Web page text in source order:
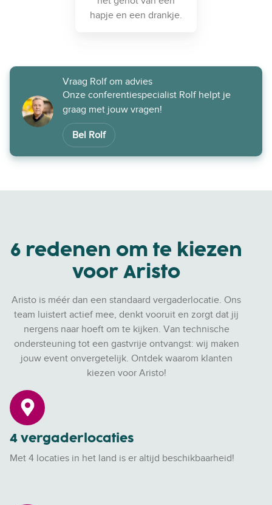
hapje en een drankje.
Vraag Rolf om advies
Onze conferentiespecialist Rolf helpt je
graag met jouw vragen!
Bel Rolf
6 redenen om te kiezen
voor Aristo
Aristo is méér dan een standaard vergaderlocatie. Ons
team luistert actief mee, denkt vooruit en zorgt dat jij
nergens naar hoeft om te kijken. Van technische
ondersteuning tot een gastvrije ontvangst: wij maken
jouw event onvergetelijk. Ontdek waarom klanten
kiezen voor Aristo!
4 vergaderlocaties
Met 4 locaties in het land is er altijd beschikbaarheid!
4
v
r
g